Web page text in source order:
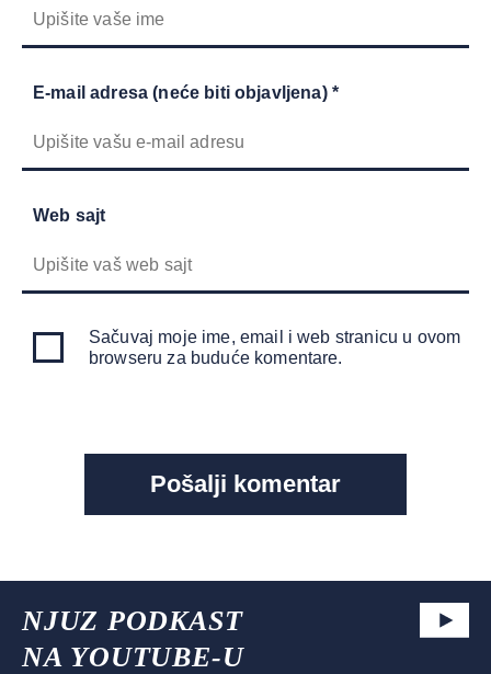
E-mail adresa (neće biti objavljena) *
Web sajt
Sačuvaj moje ime, email i web stranicu u ovom
browseru za buduće komentare.
NJUZ PODKAST
NA YOUTUBE-U